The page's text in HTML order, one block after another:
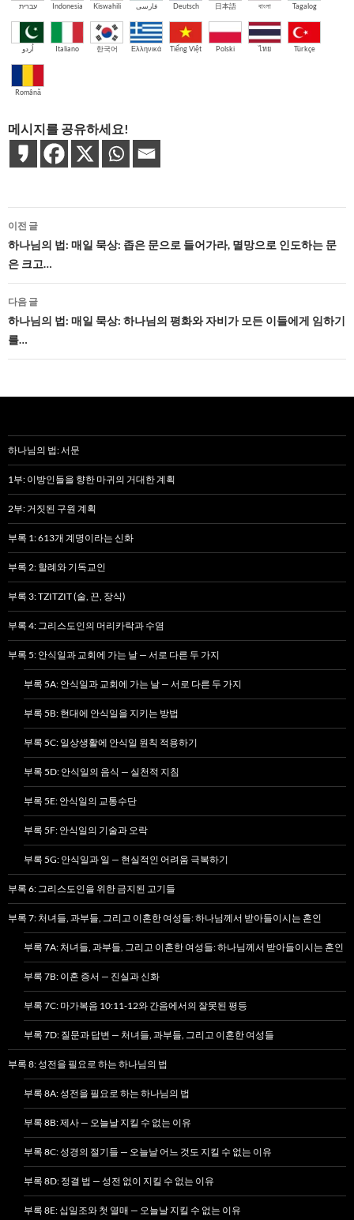
עברית Indonesia Kiswahili فارسی Deutsch 日本語 বাংলা Tagalog
اُردو Italiano 한국어 Ελληνικά Tiếng Việt Polski ไทย Türkçe
Română
메시지를 공유하세요!
글
네
비
게
이
션
이전 글
하나님의 법: 매일 묵상: 좁은 문으로 들어가라, 멸망으로 인도하는 문
은 크고…
다음 글
하나님의 법: 매일 묵상: 하나님의 평화와 자비가 모든 이들에게 임하기
를…
하나님의 법: 서문
1부: 이방인들을 향한 마귀의 거대한 계획
2부: 거짓된 구원 계획
부록 1: 613개 계명이라는 신화
부록 2: 할례와 기독교인
부록 3: TZITZIT (술, 끈, 장식)
부록 4: 그리스도인의 머리카락과 수염
부록 5: 안식일과 교회에 가는 날 — 서로 다른 두 가지
부록 5A: 안식일과 교회에 가는 날 — 서로 다른 두 가지
부록 5B: 현대에 안식일을 지키는 방법
부록 5C: 일상생활에 안식일 원칙 적용하기
부록 5D: 안식일의 음식 — 실천적 지침
부록 5E: 안식일의 교통수단
부록 5F: 안식일의 기술과 오락
부록 5G: 안식일과 일 — 현실적인 어려움 극복하기
부록 6: 그리스도인을 위한 금지된 고기들
부록 7: 처녀들, 과부들, 그리고 이혼한 여성들: 하나님께서 받아들이시는 혼인
부록 7A: 처녀들, 과부들, 그리고 이혼한 여성들: 하나님께서 받아들이시는 혼인
부록 7B: 이혼 증서 — 진실과 신화
부록 7C: 마가복음 10:11-12와 간음에서의 잘못된 평등
부록 7D: 질문과 답변 — 처녀들, 과부들, 그리고 이혼한 여성들
부록 8: 성전을 필요로 하는 하나님의 법
부록 8A: 성전을 필요로 하는 하나님의 법
부록 8B: 제사 — 오늘날 지킬 수 없는 이유
부록 8C: 성경의 절기들 — 오늘날 어느 것도 지킬 수 없는 이유
부록 8D: 정결 법 — 성전 없이 지킬 수 없는 이유
부록 8E: 십일조와 첫 열매 — 오늘날 지킬 수 없는 이유